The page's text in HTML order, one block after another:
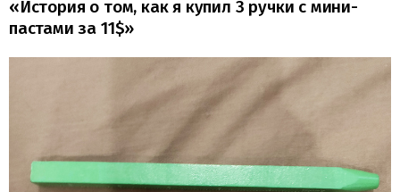
«История о том, как я купил 3 ручки с мини-
пастами за 11$»